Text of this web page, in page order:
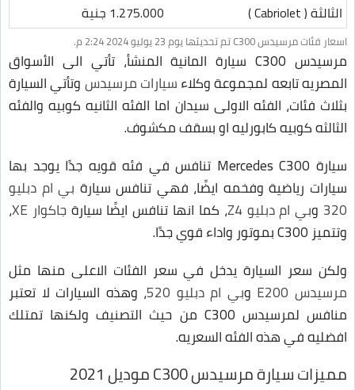
الثالثة ( Cabriolet )
1.275.000 جنية
اسعار فئات مرسيدس C300 تم تحديثها يوم 23 يوليو 2024 2:24 م.
مرسيدس C300 سيارة المانية المنشأ، تأتي الى الأسواق
المصريه تابعه لمجموعة وكلاءسيارات مرسيدسوتأتي السيارة
بثلاث فئات، الفئه الاولى سيدان اما الفئه الثانيه كوبيه والفئه
الثالثه كوبيه كابورليه او بسقف مكشوف.
سيارة Mercedes C300 تنافس في فئه قويه جدًا يوجد بها
سيارات رياضية وفخمه ايضًا، فهي تنافس سيارة بي ام دبليو
320 وبي ام دبليو Z4 ، كما انها تنافس ايضًا سيارةجاكوار XE
،
وتتميز C300 بموتور واداء قوي جدًا.
ولكن سعر السيارة يدخل في سعر الفئات الاعلى منها مثل
مرسيدس E200
وبي ام دبليو 520
، وهذه السيارات لا تعتبر
منافس لمرسيدس C300 من حيث التصنيف ولكنها تمتلك
افضليه في هذه الفئه السعريه.
مميزات سيارة مرسيدس C300 موديل 2021